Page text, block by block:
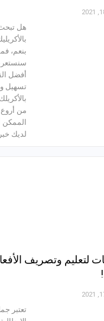
هل
بنعم،
أفضل
تسهيل
من
لديك
لتعليم وتصريف
تعتبر